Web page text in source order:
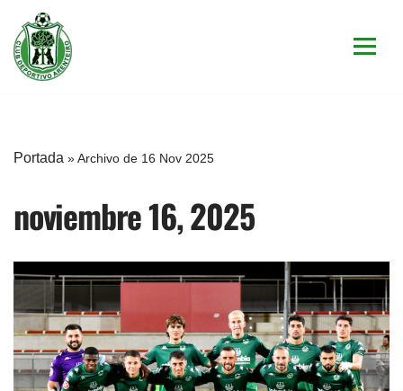
Saltar
al
Portada »Archivo de 16 Nov 2025
noviembre 16, 2025